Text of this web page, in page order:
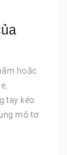
hoặc
tay kéo
mô tơ